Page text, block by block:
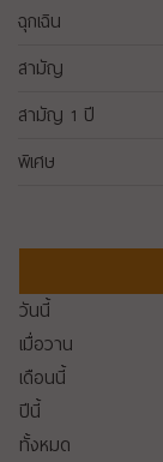
ฉุกเฉิน
สามัญ
สามัญ 1 ปี
พิเศษ
วันนี้
เมื่อวาน
เดือนนี้
ปีนี้
ทั้งหมด